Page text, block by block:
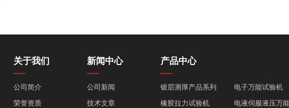
关于我们
公司简介
荣誉资质
新闻中心
公司新闻
技术文章
产品中心
镀层测厚产品系列
电子万能试验机
橡胶拉力试验机